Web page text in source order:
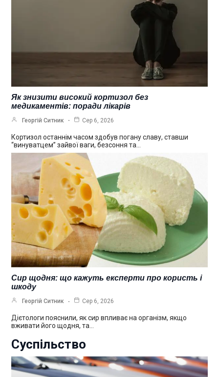
Як знизити високий кортизол без
медикаментів: поради лікарів
Георгій Ситник Сер 6, 2026
Кортизол останнім часом здобув погану славу, ставши
“винуватцем” зайвої ваги, безсоння та…
Сир щодня: що кажуть експерти про користь і
шкоду
Георгій Ситник Сер 6, 2026
Дієтологи пояснили, як сир впливає на організм, якщо
вживати його щодня, та…
Суспільство